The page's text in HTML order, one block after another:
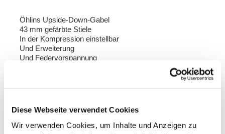
Diese Webseite verwendet Cookies
Wir verwenden Cookies, um Inhalte und Anzeigen zu
Öhlins Upside-Down-Gabel
43 mm gefärbte Stiele
In der Kompression einstellbar
Und Erweiterung
Und Federvorspannung
Vorgaben hergestellt und eingestellt, das Ergebnis ist
sehr leistungsstark!